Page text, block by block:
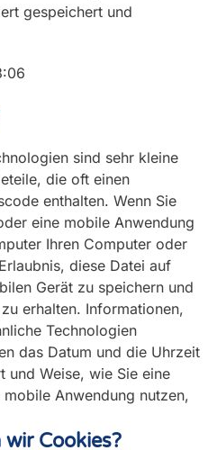
gespeichert und
sind sehr kleine
die oft einen
enthalten. Wenn Sie
eine mobile Anwendung
Ihren Computer oder
diese Datei auf
Gerät zu speichern und
erhalten. Informationen,
Technologien
das Datum und die Uhrzeit
und Weise, wie Sie eine
Anwendung nutzen,
Cookies?